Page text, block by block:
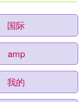
国际
amp
我的